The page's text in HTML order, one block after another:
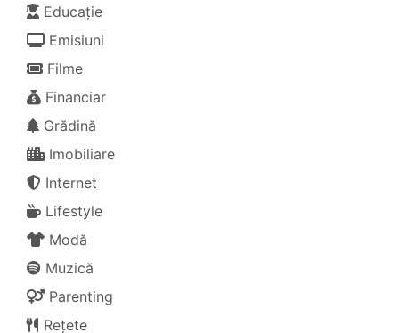
Educație
Emisiuni
Filme
Financiar
Grădină
Imobiliare
Internet
Lifestyle
Modă
Muzică
Parenting
Rețete